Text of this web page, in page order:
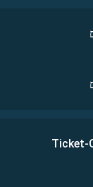
Ticket-